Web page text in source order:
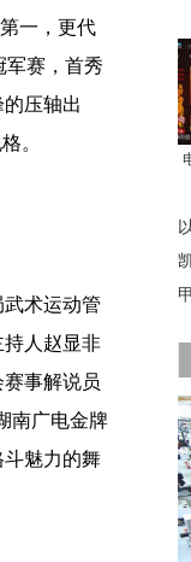
一，更代
军赛，首秀
压轴出
。
术运动管
人赵显非
事解说员
南广电金牌
魅力的舞